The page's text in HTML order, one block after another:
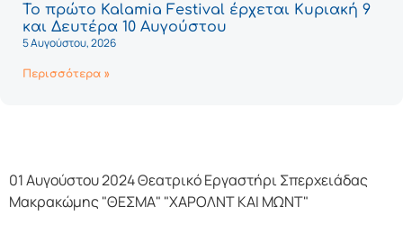
Το πρώτο Kalamia Festival έρχεται Κυριακή 9
και Δευτέρα 10 Αυγούστου
5 Αυγούστου, 2026
Περισσότερα »
01 Αυγούστου 2024 Θεατρικό Εργαστήρι Σπερχειάδας
Μακρακώμης "ΘΕΣΜΑ" "ΧΑΡΟΛΝΤ ΚΑΙ ΜΩΝΤ"